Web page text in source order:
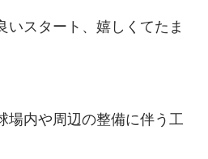
いスタート、嬉しくてたま
場内や周辺の整備に伴う工